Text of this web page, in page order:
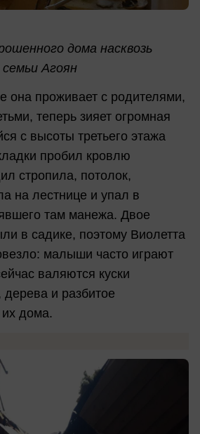
дома насквозь
Агоян
она проживает с родителями,
теперь зияет огромная
с высоты третьего этажа
пробил кровлю
стропила, потолок,
на лестнице и упал в
там манежа. Двое
в садике, поэтому Виолетта
малыши часто играют
валяются куски
дерева и разбитое
дома.